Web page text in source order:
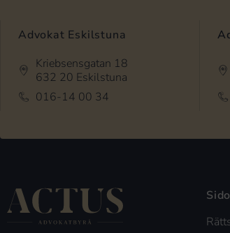
Advokat Eskilstuna
Kriebsensgatan 18
632 20 Eskilstuna
016-14 00 34